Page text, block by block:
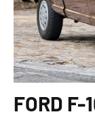
FORD F-